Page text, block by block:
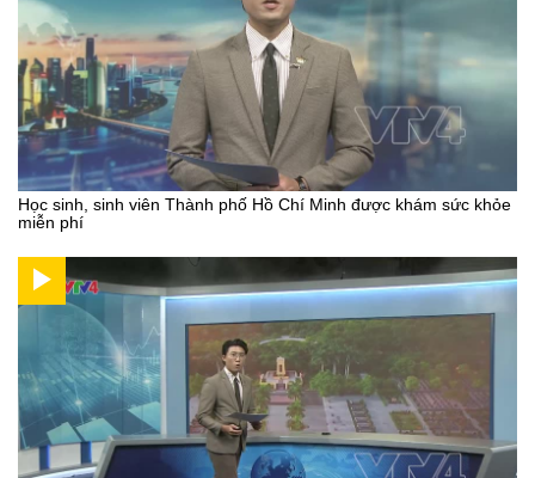
Học sinh, sinh viên Thành phố Hồ Chí Minh được khám sức khỏe
miễn phí